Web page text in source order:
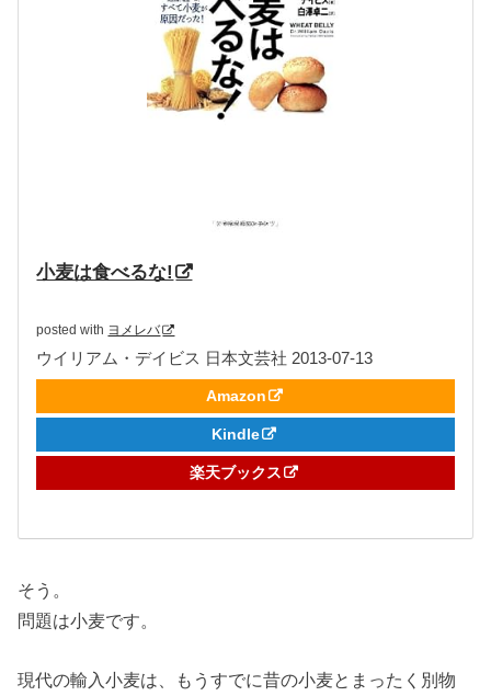
小麦は食べるな!
posted with ヨメレバ
ウイリアム・デイビス 日本文芸社 2013-07-13
Amazon
Kindle
楽天ブックス
そう。
問題は小麦です。
現代の輸入小麦は、もうすでに昔の小麦とまったく別物